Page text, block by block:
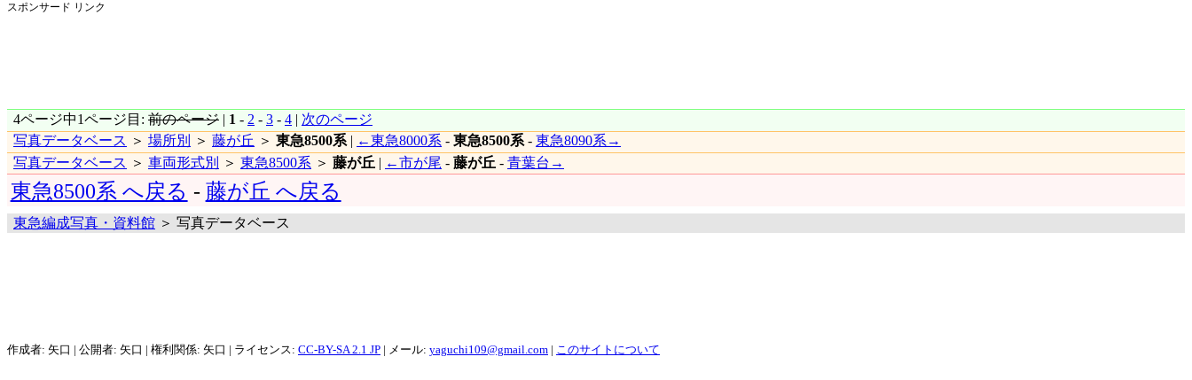
スポンサード リンク
4ページ中1ページ目: 前のページ | 1 - 2 - 3 - 4 | 次のページ
写真データベース ＞ 場所別 ＞ 藤が丘 ＞ 東急8500系 | ←東急8000系 - 東急8500系 - 東急8090系→
写真データベース ＞ 車両形式別 ＞ 東急8500系 ＞ 藤が丘 | ←市が尾 - 藤が丘 - 青葉台→
東急8500系 へ戻る - 藤が丘 へ戻る
東急編成写真・資料館 ＞ 写真データベース
作成者: 矢口 | 公開者: 矢口 | 権利関係: 矢口 | ライセンス: CC-BY-SA 2.1 JP | メール: yaguchi109@gmail.com このサイトについて